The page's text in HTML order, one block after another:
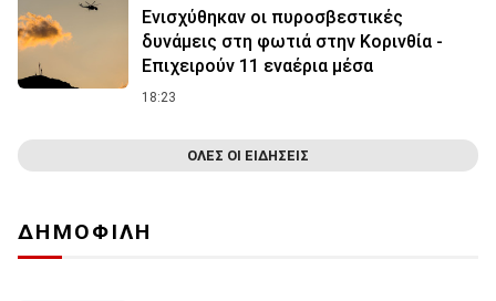
Ενισχύθηκαν οι πυροσβεστικές
δυνάμεις στη φωτιά στην Κορινθία -
Επιχειρούν 11 εναέρια μέσα
18:23
ΟΛΕΣ ΟΙ ΕΙΔΗΣΕΙΣ
ΔΗΜΟΦΙΛΗ